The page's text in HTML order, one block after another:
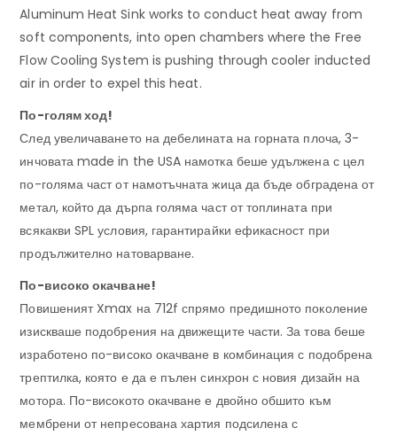
Aluminum Heat Sink works to conduct heat away from
soft components, into open chambers where the Free
Flow Cooling System is pushing through cooler inducted
air in order to expel this heat.
По-голям ход!
След увеличаването на дебелината на горната плоча, 3-
инчовата made in the USA намотка беше удължена с цел
по-голяма част от намотъчната жица да бъде обградена от
метал, който да дърпа голяма част от топлината при
всякакви SPL условия, гарантирайки ефикасност при
продължително натоварване.
По-високо окачване!
Повишеният Xmax на 712f спрямо предишното поколение
изискваше подобрения на движещите части. За това беше
изработено по-високо окачване в комбинация с подобрена
трептилка, която е да е пълен синхрон с новия дизайн на
мотора. По-високото окачване е двойно обшито към
мембрени от непресована хартия подсилена с